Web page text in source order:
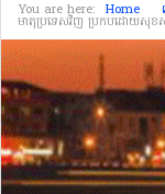
You are here: Home
មាតុប្រទេសវិញ ប្រកបដោយសុខសុ